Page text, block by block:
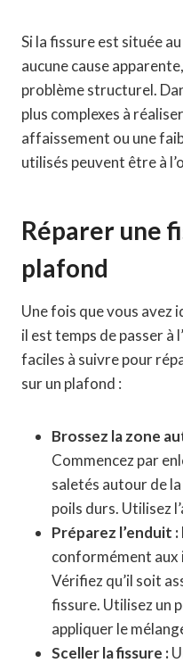
Si la fissure est située
aucune cause
problème structurel.
plus complexes à
affaissement ou une
utilisés peuvent être à
Réparer une
plafond
Une fois que vous avez
il est temps de passer à
faciles à suivre pour
sur un plafond :
Brossez la zone
Commencez par
saletés autour de
poils durs. Utilisez
Préparez l’enduit :
conformément
Vérifiez qu’il soit
fissure. Utilisez un
appliquer le
Sceller la fissure :